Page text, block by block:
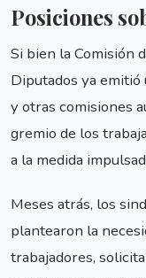
Posiciones
Si bien la Comisión
Diputados ya
y otras comisiones
gremio de los
a la medida
Meses atrás, los
plantearon la
trabajadores,